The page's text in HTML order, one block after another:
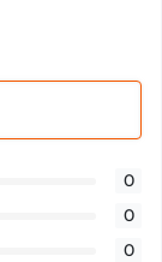
0
0
0